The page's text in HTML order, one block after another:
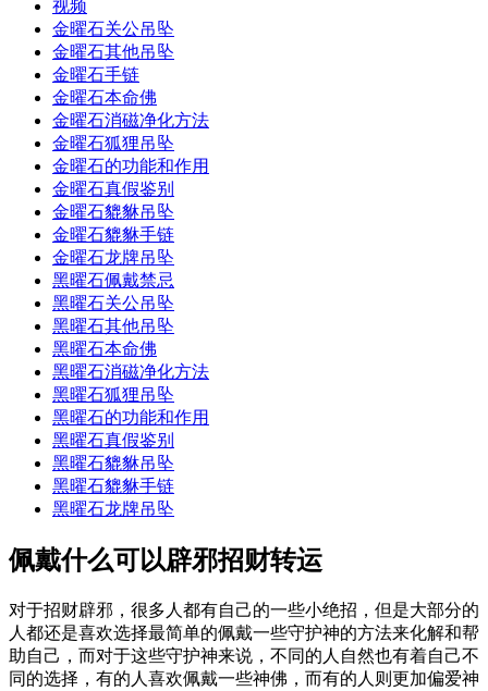
视频
金曜石关公吊坠
金曜石其他吊坠
金曜石手链
金曜石本命佛
金曜石消磁净化方法
金曜石狐狸吊坠
金曜石的功能和作用
金曜石真假鉴别
金曜石貔貅吊坠
金曜石貔貅手链
金曜石龙牌吊坠
黑曜石佩戴禁忌
黑曜石关公吊坠
黑曜石其他吊坠
黑曜石本命佛
黑曜石消磁净化方法
黑曜石狐狸吊坠
黑曜石的功能和作用
黑曜石真假鉴别
黑曜石貔貅吊坠
黑曜石貔貅手链
黑曜石龙牌吊坠
佩戴什么可以辟邪招财转运
对于招财辟邪，很多人都有自己的一些小绝招，但是大部分的
人都还是喜欢选择最简单的佩戴一些守护神的方法来化解和帮
助自己，而对于这些守护神来说，不同的人自然也有着自己不
同的选择，有的人喜欢佩戴一些神佛，而有的人则更加偏爱神